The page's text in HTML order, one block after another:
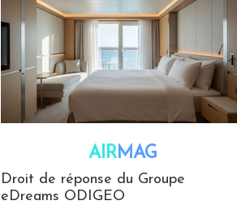
AIRMAG
Droit de réponse du Groupe
eDreams ODIGEO